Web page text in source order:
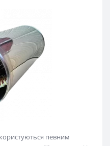
користуються певним